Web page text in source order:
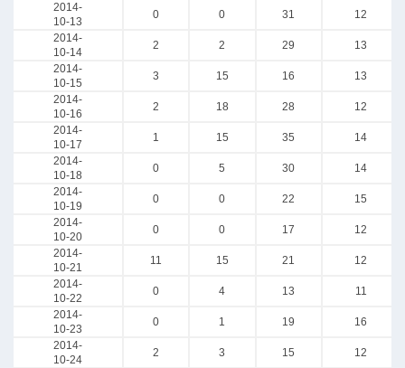
2014-
10-13
0 0 31
12
2014-
10-14
2 2 29
13
2014-
10-15
3 15 16
13
2014-
10-16
2 18 28
12
2014-
10-17
1 15 35
14
2014-
10-18
0 5 30
14
2014-
10-19
0 0 22
15
2014-
10-20
0 0 17
12
2014-
10-21
11 15 21
12
2014-
10-22
0 4 13
11
2014-
10-23
0 1 19
16
2014-
10-24
2 3 15
12